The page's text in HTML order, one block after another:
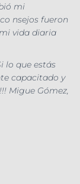
mi
nsejos fueron
vida diaria
lo que estás
capacitado y
Migue Gómez,